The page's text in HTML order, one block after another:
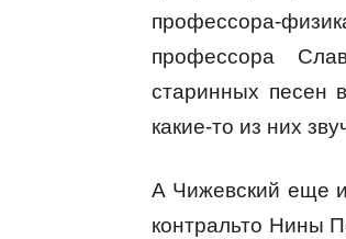
профессора-
профессора
старинных песен
какие-то из них
А Чижевский еще
контральто Нины